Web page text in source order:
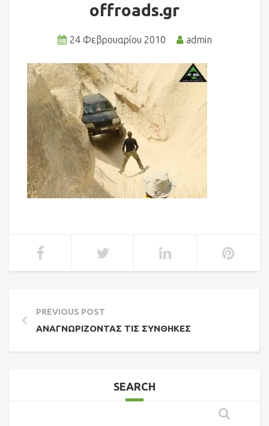
offroads.gr
24 Φεβρουαρίου 2010 admin
PREVIOUS POST
ΑΝΑΓΝΩΡΊΖΟΝΤΑΣ ΤΙΣ ΣΥΝΘΉΚΕΣ
SEARCH